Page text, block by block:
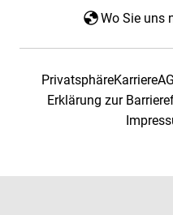
Wo Sie uns
PrivatsphäreKarriere
Erklärung zur